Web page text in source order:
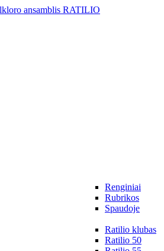
Renginiai
Rubrikos
Spaudoje
Ratilio klubas
Ratilio 50